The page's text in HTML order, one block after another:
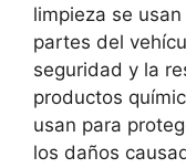
limpieza se
partes del
seguridad y la
productos
usan para
los daños